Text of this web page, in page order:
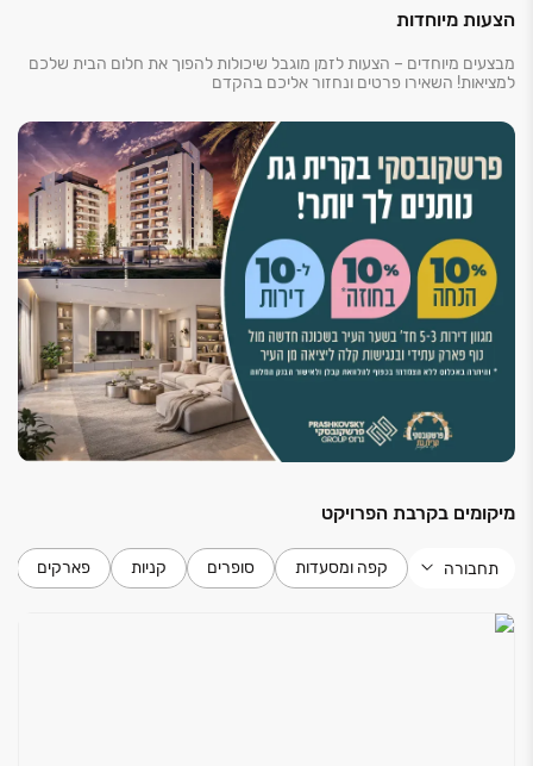
הכנה למיזוג אויר
3 נקודות גז: מטבח, מרפסת, מסתור כביסה/שירות
חדרי רחצה / כלים סניטריים
חיפויים במבחר דגמים ומידות
אסלות תלויות עם מנגנון הדחה סמוי
מטבח
ארונות מטבח עליונים ותחתונים
יחידת בילד-אין הכוללת ארונית למיקרוגל ותנור
בילד-אין
כיור בהתקנה שטוחה
הכנה למדיח כלים
ברז מטבח איכותי נשלף
נקודת גז
הצעות מיוחדות
מבצעים מיוחדים – הצעות לזמן מוגבל שיכולות להפוך את חלום הבית שלכם
למציאות! השאירו פרטים ונחזור אליכם בהקדם
מיקומים בקרבת הפרויקט
תחבורה קפה ומסעדות סופרים קניות פארקים